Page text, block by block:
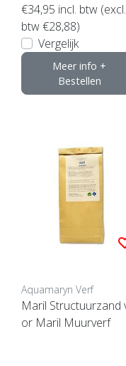
€34,95 incl. btw (excl.
btw €28,88)
Vergelijk
Meer info +
Bestellen
Aquamaryn Verf
Maril Structuurzand
or Maril Muurverf